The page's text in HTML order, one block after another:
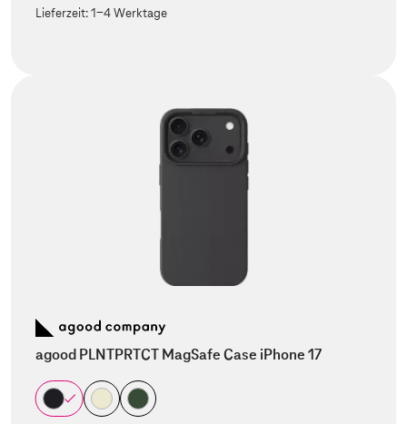
Lieferzeit:1-4 Werktage
agood PLNTPRTCT MagSafe Case iPhone 17